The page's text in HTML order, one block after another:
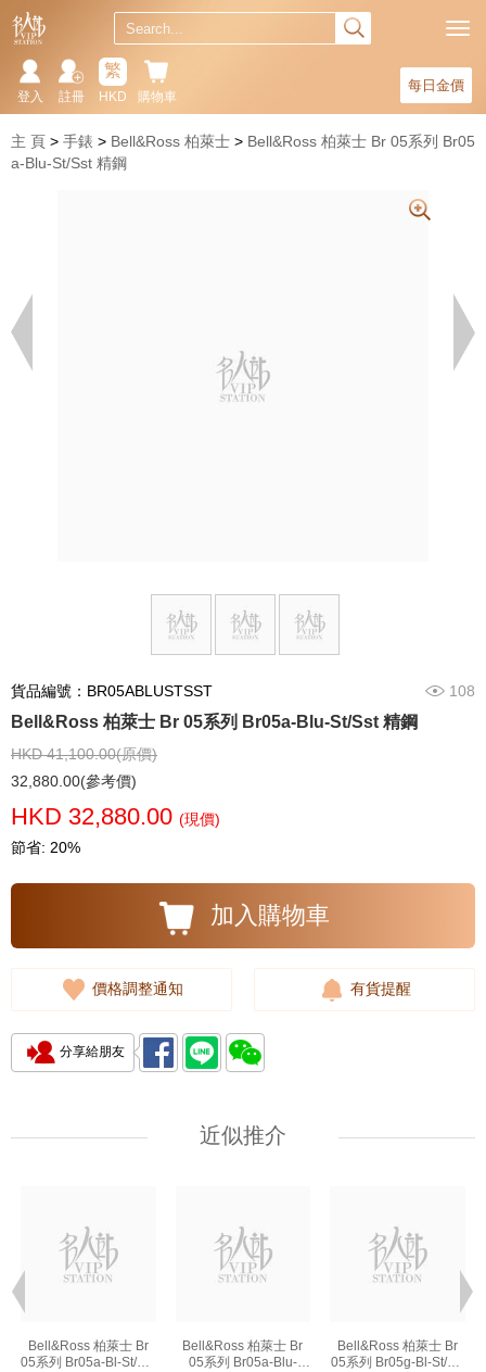
每日金價
購物車
繁
HKD
註冊
登入
主 頁 手錶 Bell&Ross 柏萊士
Bell&Ross 柏萊士 Br 05系列 Br05
a-Blu-St/Sst 精鋼
貨品編號：BR05ABLUSTSST 108
Bell&Ross 柏萊士 Br 05系列 Br05a-Blu-St/Sst 精鋼
HKD 41,100.00(原價)
32,880.00(參考價)
HKD 32,880.00 (現價)
節省: 20%
加入購物車
價格調整通知 有貨提醒
分享給朋友
近似推介
Bell&Ross 柏萊士 Br
05系列 Br05a-Bl-St/Sst
Bell&Ross 柏萊士 Br
05系列 Br05a-Blu-
Bell&Ross 柏萊士 Br
05系列 Br05g-Bl-St/Sst